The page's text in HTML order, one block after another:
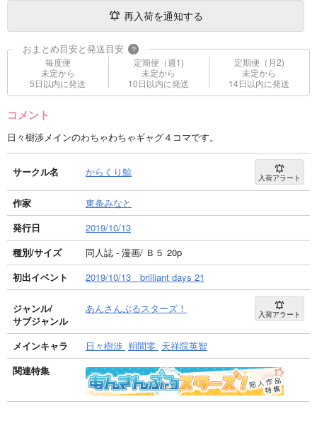
再入荷を通知する
おまとめ目安と発送目安 ?
毎度便
未定から
5日以内に発送
定期便（週1)
未定から
10日以内に発送
定期便（月2)
未定から
14日以内に発送
コメント
日々樹渉メインのわちゃわちゃギャグ４コマです。
サークル名 からくり鯨 入荷アラート
作家
東条みなと
発行日
2019/10/13
種別/サイズ
同人誌 - 漫画/ Ｂ５ 20p
初出イベント
2019/10/13 brilliant days 21
ジャンル/
サブジャンル
あんさんぶるスターズ！ 入荷アラート
メインキャラ 日々樹渉 朔間零 天祥院英智
関連特集